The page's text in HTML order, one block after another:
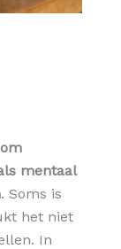
om
mentaal
. Soms is
het niet
In